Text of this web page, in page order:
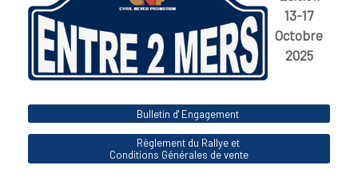
13-17
Octobre
2025
Bulletin d' Engagement
Règlement du Rallye et
Conditions Générales de vente